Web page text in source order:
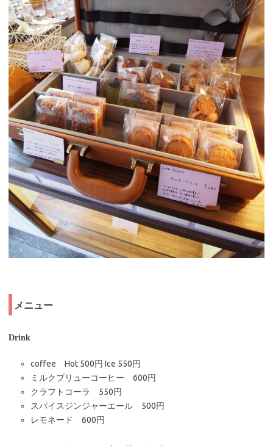
メニュー
Drink
coffee Hot 500円 Ice 550円
ミルクブリューコーヒー 600円
クラフトコーラ 550円
スパイスジンジャーエール 500円
レモネード 600円